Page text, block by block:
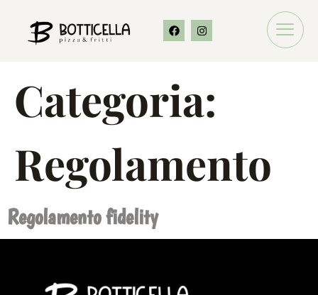
Categoria:
Regolamento
Regolamento fidelity